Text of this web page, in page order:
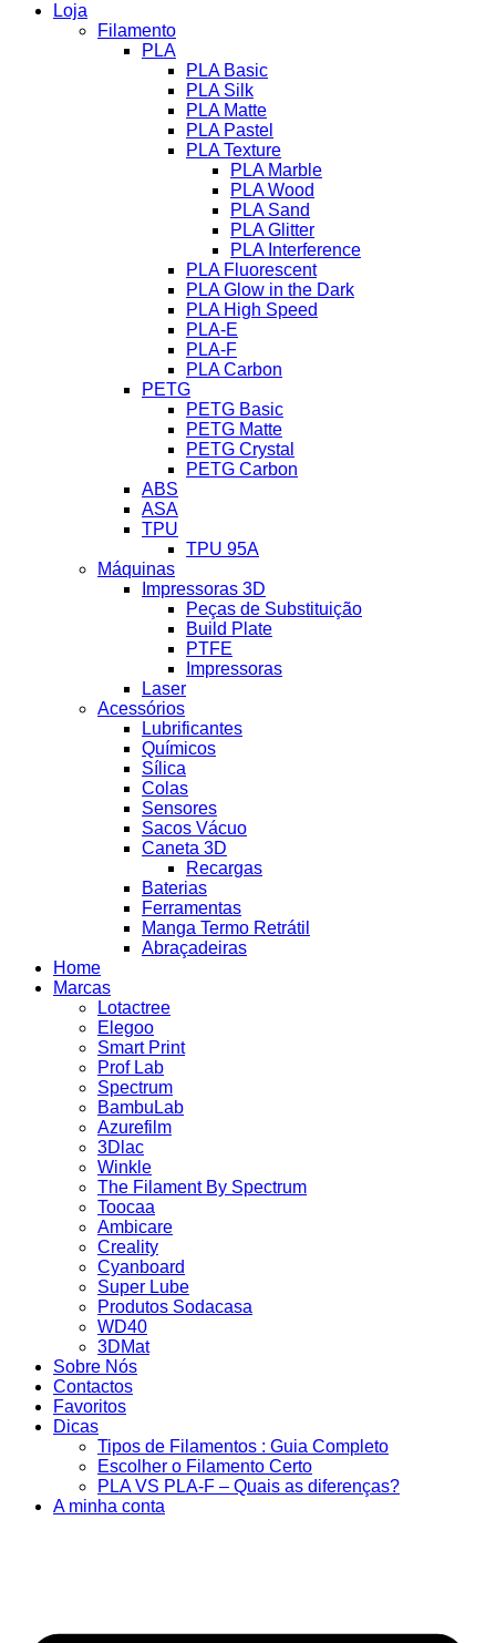
Loja
Filamento
PLA
PLA Basic
PLA Silk
PLA Matte
PLA Pastel
PLA Texture
PLA Marble
PLA Wood
PLA Sand
PLA Glitter
PLA Interference
PLA Fluorescent
PLA Glow in the Dark
PLA High Speed
PLA-E
PLA-F
PLA Carbon
PETG
PETG Basic
PETG Matte
PETG Crystal
PETG Carbon
ABS
ASA
TPU
TPU 95A
Máquinas
Impressoras 3D
Peças de Substituição
Build Plate
PTFE
Impressoras
Laser
Acessórios
Lubrificantes
Químicos
Sílica
Colas
Sensores
Sacos Vácuo
Caneta 3D
Recargas
Baterias
Ferramentas
Manga Termo Retrátil
Abraçadeiras
Home
Marcas
Lotactree
Elegoo
Smart Print
Prof Lab
Spectrum
BambuLab
Azurefilm
3Dlac
Winkle
The Filament By Spectrum
Toocaa
Ambicare
Creality
Cyanboard
Super Lube
Produtos Sodacasa
WD40
3DMat
Sobre Nós
Contactos
Favoritos
Dicas
Tipos de Filamentos : Guia Completo
Escolher o Filamento Certo
PLA VS PLA-F – Quais as diferenças?
A minha conta